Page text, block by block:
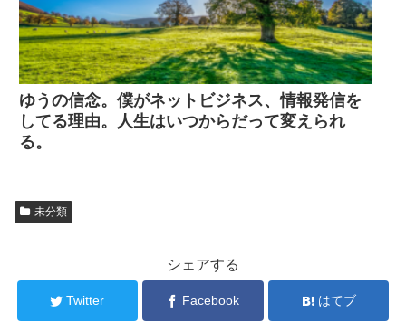
ゆうの信念。僕がネットビジネス、情報発信を
してる理由。人生はいつからだって変えられ
る。
未分類
シェアする
Twitter Facebook はてブ